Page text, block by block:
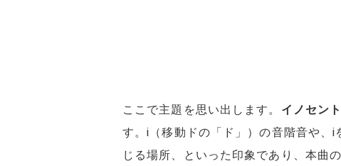
ここで主題を思い出します。 イノセン
す。ⅰ（移動ドの「ド」）の音階音や、
じる場所、といった印象であり、本曲